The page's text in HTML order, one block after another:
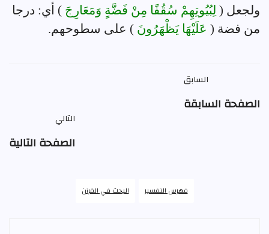
ولجعل ( لِبُيُوتِهِمْ سُقُفًا مِنْ فَضَّةٍ وَمَعَارِجَ ) أي: درجا
من فضة ( عَلَيْهَا يَظْهَرُونَ ) على سطوحهم.
السابق
الصفحة السابقة
التالي
الصفحة التالية
فهرس التفسير البحث في القرآن